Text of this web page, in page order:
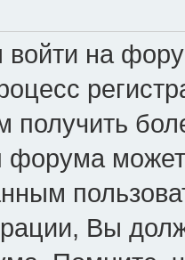
войти на
получить
может
Вы